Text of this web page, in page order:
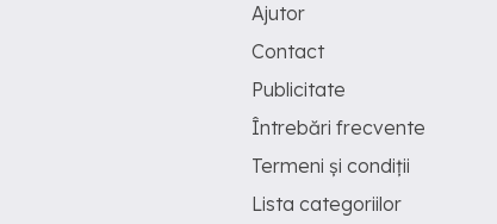
Ajutor
Contact
Publicitate
Întrebări frecvente
Termeni și condiții
Lista categoriilor